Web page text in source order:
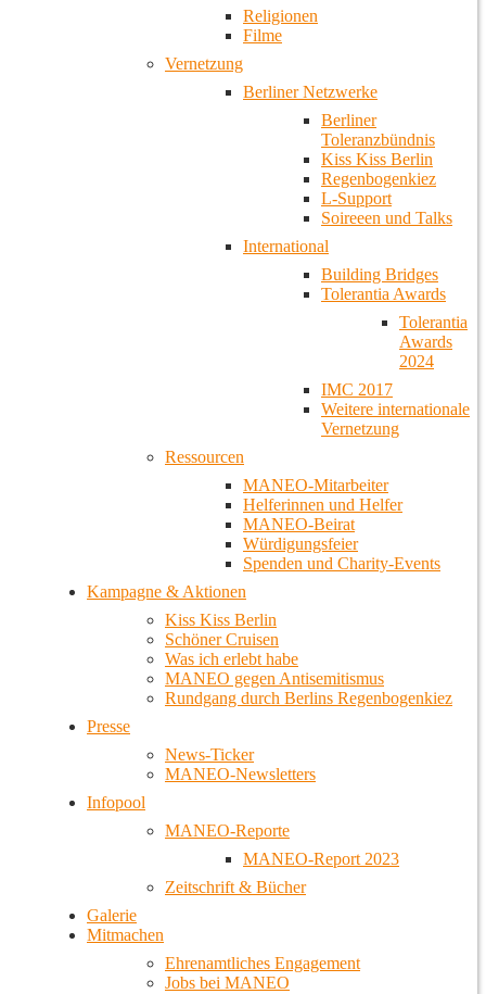
Religionen
Filme
Vernetzung
Berliner Netzwerke
Berliner
Toleranzbündnis
Kiss Kiss Berlin
Regenbogenkiez
L-Support
Soireeen und Talks
International
Building Bridges
Tolerantia Awards
Tolerantia
Awards
2024
IMC 2017
Weitere internationale
Vernetzung
Ressourcen
MANEO-Mitarbeiter
Helferinnen und Helfer
MANEO-Beirat
Würdigungsfeier
Spenden und Charity-Events
Kampagne & Aktionen
Kiss Kiss Berlin
Schöner Cruisen
Was ich erlebt habe
MANEO gegen Antisemitismus
Rundgang durch Berlins Regenbogenkiez
Presse
News-Ticker
MANEO-Newsletters
Infopool
MANEO-Reporte
MANEO-Report 2023
Zeitschrift & Bücher
Galerie
Mitmachen
Ehrenamtliches Engagement
Jobs bei MANEO